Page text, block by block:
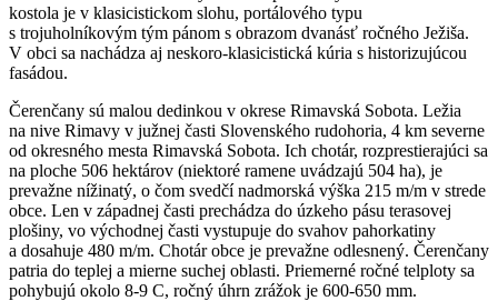
kostola je v klasicistickom slohu, portálového typu
s trojuholníkovým tým pánom s obrazom dvanásť ročného Ježiša.
V obci sa nachádza aj neskoro-klasicistická kúria s historizujúcou
fasádou.
Čerenčany sú malou dedinkou v okrese Rimavská Sobota. Ležia
na nive Rimavy v južnej časti Slovenského rudohoria, 4 km severne
od okresného mesta Rimavská Sobota. Ich chotár, rozprestierajúci sa
na ploche 506 hektárov (niektoré ramene uvádzajú 504 ha), je
prevažne nížinatý, o čom svedčí nadmorská výška 215 m/m v strede
obce. Len v západnej časti prechádza do úzkeho pásu terasovej
plošiny, vo východnej časti vystupuje do svahov pahorkatiny
a dosahuje 480 m/m. Chotár obce je prevažne odlesnený. Čerenčany
patria do teplej a mierne suchej oblasti. Priemerné ročné telploty sa
pohybujú okolo 8-9 C, ročný úhrn zrážok je 600-650 mm.